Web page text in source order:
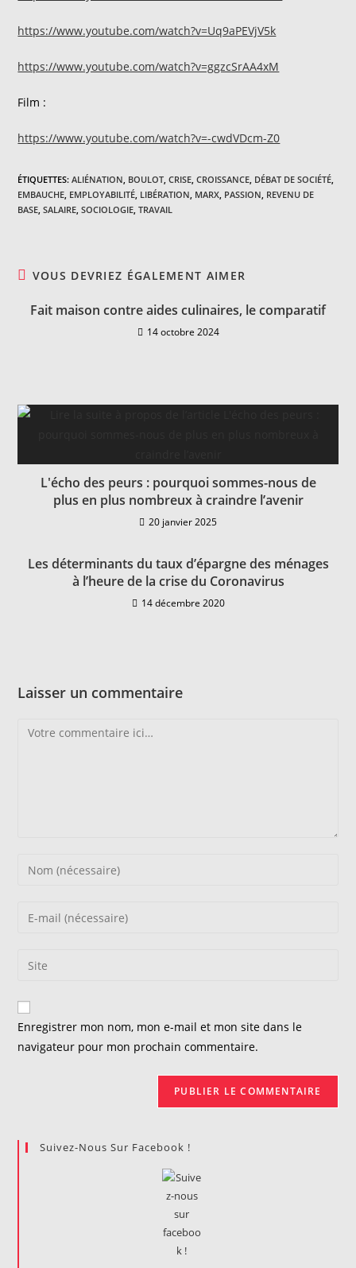
https://www.youtube.com/watch?v=Uq9aPEVjV5k
https://www.youtube.com/watch?v=ggzcSrAA4xM
Film :
https://www.youtube.com/watch?v=-cwdVDcm-Z0
ÉTIQUETTES:ALIÉNATION, BOULOT, CRISE, CROISSANCE, DÉBAT DE SOCIÉTÉ,
EMBAUCHE, EMPLOYABILITÉ, LIBÉRATION, MARX, PASSION, REVENU DE
BASE, SALAIRE, SOCIOLOGIE, TRAVAIL
VOUS DEVRIEZ ÉGALEMENT AIMER
Fait maison contre aides culinaires, le comparatif
14 octobre 2024
L'écho des peurs : pourquoi sommes-nous de
plus en plus nombreux à craindre l’avenir
20 janvier 2025
Les déterminants du taux d’épargne des ménages
à l’heure de la crise du Coronavirus
14 décembre 2020
Laisser un commentaire
Comment
Enter
Enter
address
comment
Saisir
de
votre
(facultatif)
Enregistrer mon nom, mon e-mail et mon site dans le
navigateur pour mon prochain commentaire.
Suivez-Nous Sur Facebook !